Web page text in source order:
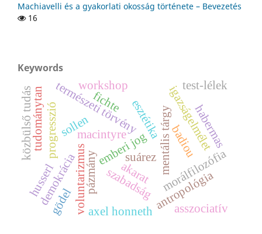
Machiavelli és a gyakorlati okosság története – Bevezetés
16
Keywords
esztétikamentális tárgy
emberi jog igazságelmélet
természeti törvény
macintyre
sollen
morálfilozófia
suárez
progresszió
pázmány
voluntarizmus
workshop
szabadság
demokrácia
axel honneth
akarat
husserl
tudománytan
antropológia
fichte
asszociatív
test-lélek
badiou
gödel
habermas
közbülső tudás